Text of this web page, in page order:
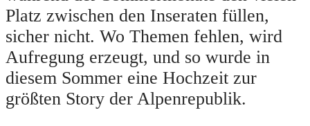
Platz zwischen den Inseraten füllen,
sicher nicht. Wo Themen fehlen, wird
Aufregung erzeugt, und so wurde in
diesem Sommer eine Hochzeit zur
größten Story der Alpenrepublik.